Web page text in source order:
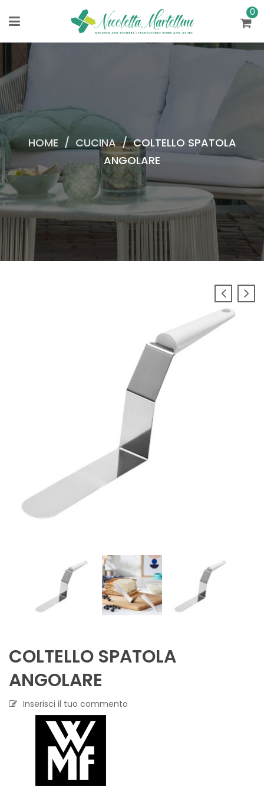
0
HOME / CUCINA / COLTELLO SPATOLA
ANGOLARE
COLTELLO SPATOLA
ANGOLARE
Inserisci il tuo commento